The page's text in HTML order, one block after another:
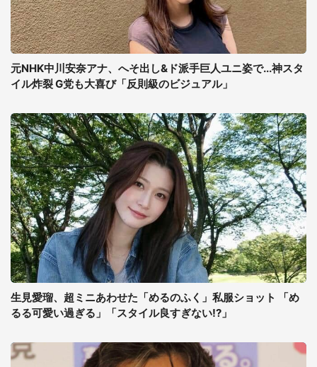
元NHK中川安奈アナ、へそ出し&ド派手巨人ユニ姿で...神スタ
イル炸裂 G党も大喜び「反則級のビジュアル」
生見愛瑠、超ミニあわせた「めるのふく」私服ショット 「め
るる可愛い過ぎる」「スタイル良すぎない!?」